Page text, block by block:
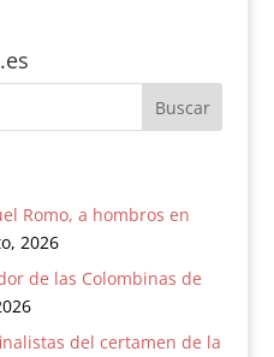
Romo, a hombros en
2026
de las Colombinas de
del certamen de la